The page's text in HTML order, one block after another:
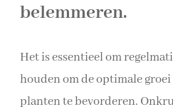
belemmeren.
Het is essentieel om
houden om de optimale
planten te bevorderen.